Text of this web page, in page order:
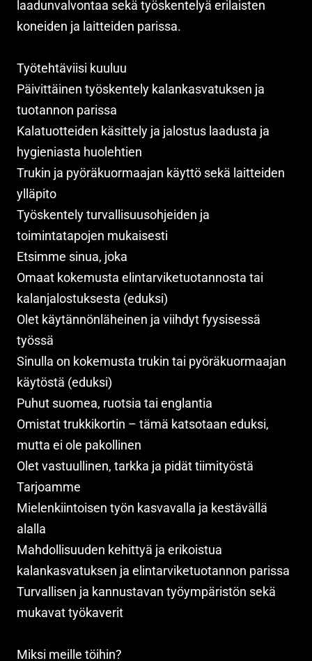
laadunvalvontaa sekä työskentelyä erilaisten
koneiden ja laitteiden parissa.
Työtehtäviisi kuuluu
Päivittäinen työskentely kalankasvatuksen ja
tuotannon parissa
Kalatuotteiden käsittely ja jalostus laadusta ja
hygieniasta huolehtien
Trukin ja pyöräkuormaajan käyttö sekä laitteiden
ylläpito
Työskentely turvallisuusohjeiden ja
toimintatapojen mukaisesti
Etsimme sinua, joka
Omaat kokemusta elintarviketuotannosta tai
kalanjalostuksesta (eduksi)
Olet käytännönläheinen ja viihdyt fyysisessä
työssä
Sinulla on kokemusta trukin tai pyöräkuormaajan
käytöstä (eduksi)
Puhut suomea, ruotsia tai englantia
Omistat trukkikortin – tämä katsotaan eduksi,
mutta ei ole pakollinen
Olet vastuullinen, tarkka ja pidät tiimityöstä
Tarjoamme
Mielenkiintoisen työn kasvavalla ja kestävällä
alalla
Mahdollisuuden kehittyä ja erikoistua
kalankasvatuksen ja elintarviketuotannon parissa
Turvallisen ja kannustavan työympäristön sekä
mukavat työkaverit
Miksi meille töihin?